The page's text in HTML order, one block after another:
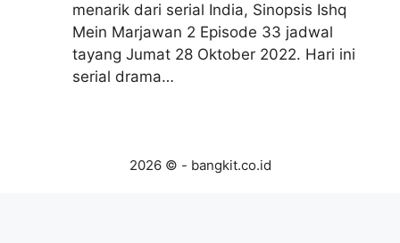
menarik dari serial India, Sinopsis Ishq
Mein Marjawan 2 Episode 33 jadwal
tayang Jumat 28 Oktober 2022. Hari ini
serial drama…
2026 © - bangkit.co.id